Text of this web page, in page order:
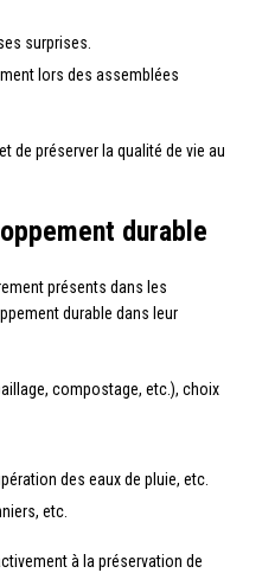
surprises.
lors des assemblées
de préserver la qualité de vie au
durable
présents dans les
durable dans leur
compostage, etc.), choix
des eaux de pluie, etc.
etc.
à la préservation de